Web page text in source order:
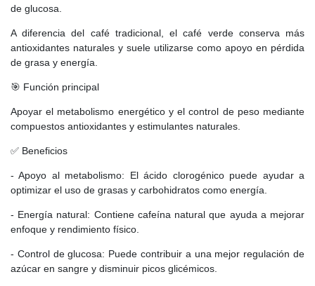
de glucosa.
A diferencia del café tradicional, el café verde conserva más
antioxidantes naturales y suele utilizarse como apoyo en pérdida
de grasa y energía.
🎯 Función principal
Apoyar el metabolismo energético y el control de peso mediante
compuestos antioxidantes y estimulantes naturales.
✅ Beneficios
- Apoyo al metabolismo: El ácido clorogénico puede ayudar a
optimizar el uso de grasas y carbohidratos como energía.
- Energía natural: Contiene cafeína natural que ayuda a mejorar
enfoque y rendimiento físico.
- Control de glucosa: Puede contribuir a una mejor regulación de
azúcar en sangre y disminuir picos glicémicos.